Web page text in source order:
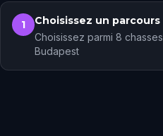
1 Choisissez un parcours
Choisissez parmi 8
Budapest